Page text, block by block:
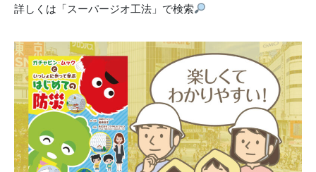
詳しくは「スーパージオ工法」で検索